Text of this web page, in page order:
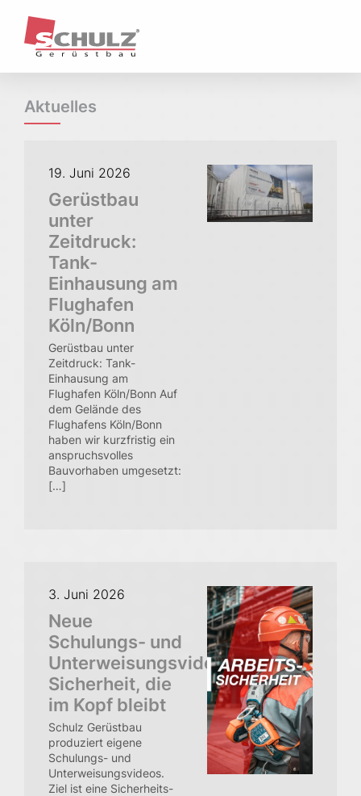
Unternehmen
Profil / Historie
Kernkompetenzen & Geschäftsfelder
Referenzen
Leistungen
Arbeits- und Schutzgerüste
Hängegerüste
Treppentürme / Treppenübergänge
Fassadengerüste
Wetterschutz
Raumgerüste
Sonderkonstruktionen
Qualität & Sicherheit
Qualität
Sicherheit
Gesundheit
Umwelt
QSGU-Ziele
Compliance
Vermietung & Logistik
Qualität & Sicherheit
Aktuelles
Downloads
Kontakt
Aktuelles
19. Juni 2026
Gerüstbau
unter
Zeitdruck:
Tank-
Einhausung am
Flughafen
Köln/Bonn
Gerüstbau unter
Zeitdruck: Tank-
Einhausung am
Flughafen Köln/Bonn Auf
dem Gelände des
Flughafens Köln/Bonn
haben wir kurzfristig ein
anspruchsvolles
Bauvorhaben umgesetzt:
[…]
3. Juni 2026
Neue
Schulungs- und
Unterweisungsvideos:
Sicherheit, die
im Kopf bleibt
Schulz Gerüstbau
produziert eigene
Schulungs- und
Unterweisungsvideos.
Ziel ist eine Sicherheits-